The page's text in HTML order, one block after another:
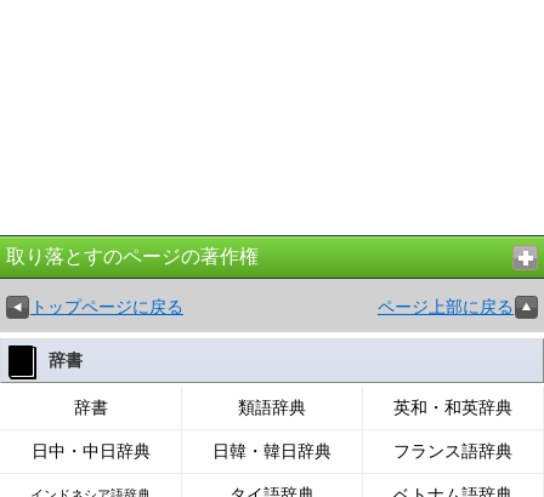
取り落とすのページの著作権
トップページに戻る ページ上部に戻る
辞書
辞書 類語辞典 英和・和英辞典
日中・中日辞典 日韓・韓日辞典 フランス語辞典